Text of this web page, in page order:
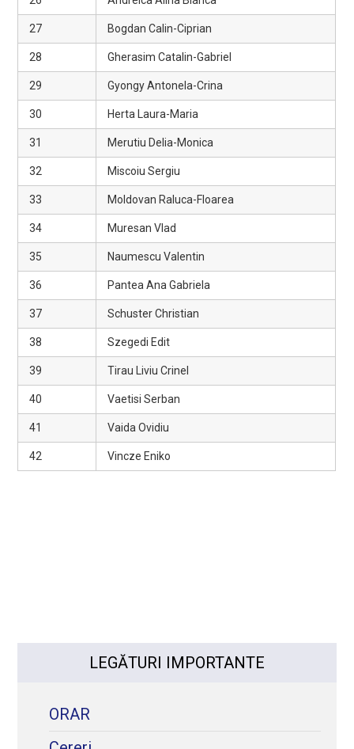
27 Bogdan Calin-Ciprian
28 Gherasim Catalin-Gabriel
29 Gyongy Antonela-Crina
30 Herta Laura-Maria
31 Merutiu Delia-Monica
32 Miscoiu Sergiu
33 Moldovan Raluca-Floarea
34 Muresan Vlad
35 Naumescu Valentin
36 Pantea Ana Gabriela
37 Schuster Christian
38 Szegedi Edit
39 Tirau Liviu Crinel
40 Vaetisi Serban
41 Vaida Ovidiu
42 Vincze Eniko
LEGĂTURI IMPORTANTE
ORAR